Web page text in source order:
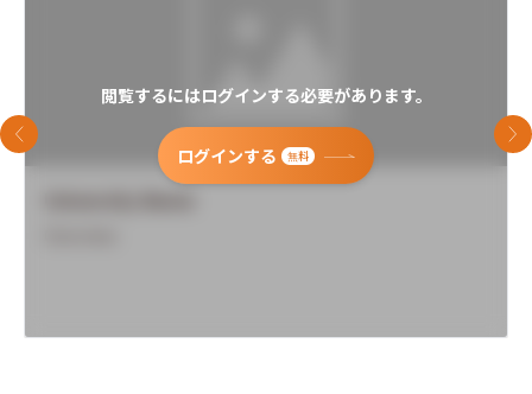
閲覧するにはログインする必要があります。
ログインする 無料
前のスライド 次